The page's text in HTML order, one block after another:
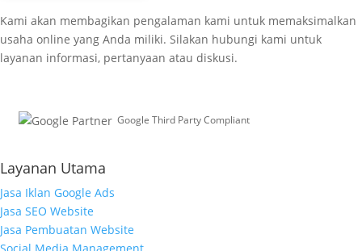
Kami akan membagikan pengalaman kami untuk memaksimalkan
usaha online yang Anda miliki. Silakan hubungi kami untuk
layanan informasi, pertanyaan atau diskusi.
Google Third Party Compliant
Layanan Utama
Jasa Iklan Google Ads
Jasa SEO Website
Jasa Pembuatan Website
Social Media Management